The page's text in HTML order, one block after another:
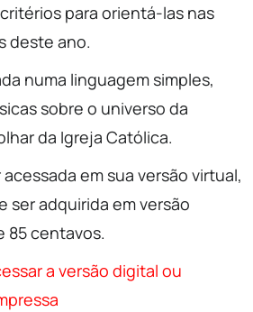
para orientá-las nas
deste ano.
numa linguagem simples,
sobre o universo da
da Igreja Católica.
em sua versão virtual,
ser adquirida em versão
85 centavos.
a versão digital ou